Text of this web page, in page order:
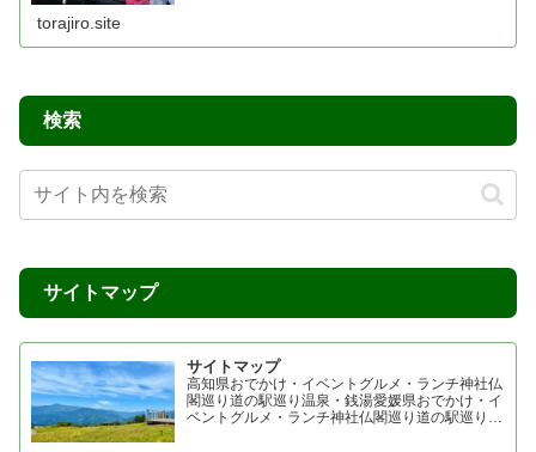
torajiro.site
検索
サイトマップ
サイトマップ
高知県おでかけ・イベントグルメ・ランチ神社仏
閣巡り道の駅巡り温泉・銭湯愛媛県おでかけ・イ
ベントグルメ・ランチ神社仏閣巡り道の駅巡り温